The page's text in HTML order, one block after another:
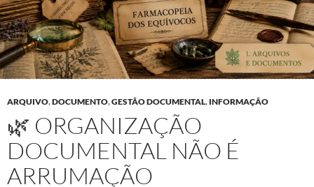
ARQUIVO,DOCUMENTO,GESTÃO DOCUMENTAL, INFORMAÇÃO
🌿 ORGANIZAÇÃO
DOCUMENTAL NÃO É
ARRUMAÇÃO